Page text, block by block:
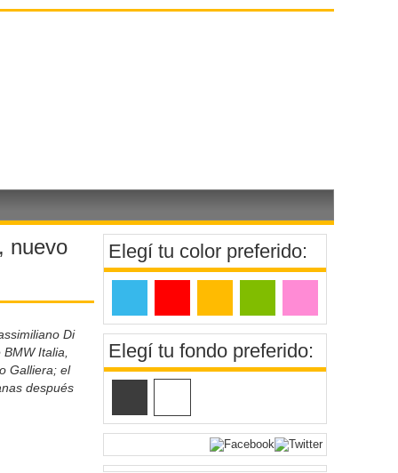
nuevo
Di
Italia,
Galliera; el
después
Elegí tu color preferido:
Elegí tu fondo preferido: